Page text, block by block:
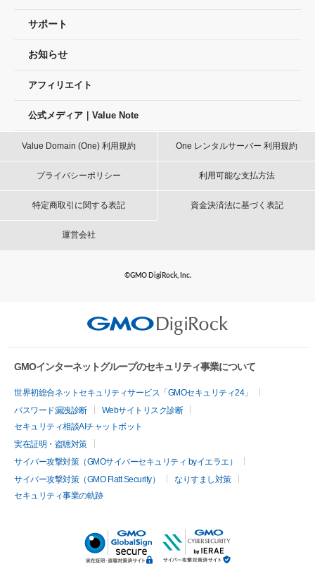
Value Domain (One) 利用規約 One レンタルサーバー 利用規約
プライバシーポリシー 利用可能な支払方法
特定商取引に関する表記 資金決済法に基づく表記
運営会社
サポート
お知らせ
アフィリエイト
公式メディア｜Value Note
©GMO DigiRock, Inc.
GMOインターネットグループのセキュリティ事業について
世界初総合ネットセキュリティサービス「GMOセキュリティ24」
パスワード漏洩診断
Webサイトリスク診断
セキュリティ相談AIチャットボット
実在証明・盗聴対策
サイバー攻撃対策（GMOサイバーセキュリティ byイエラエ）
サイバー攻撃対策（GMO Flatt Security）
なりすまし対策
セキュリティ事業の軌跡